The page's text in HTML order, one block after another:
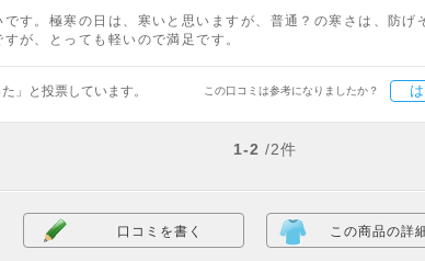
す。極寒の日は、寒いと思いますが、普通？の寒さは、防
が、とっても軽いので満足です。
この口コミは参考になりましたか？
」と投票しています。
1-2 /2件
口コミを書く この商品の詳